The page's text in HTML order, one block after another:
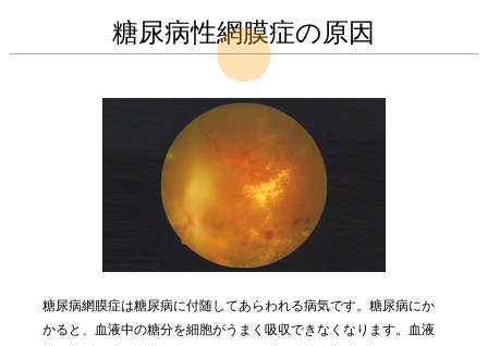
糖尿病性網膜症の原因
糖尿病網膜症は糖尿病に付随してあらわれる病気です。糖尿病にか
かると、血液中の糖分を細胞がうまく吸収できなくなります。血液